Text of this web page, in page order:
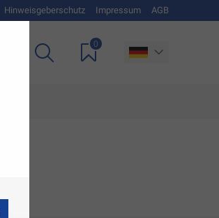
Hinweisgeberschutz Impressum AGB
0